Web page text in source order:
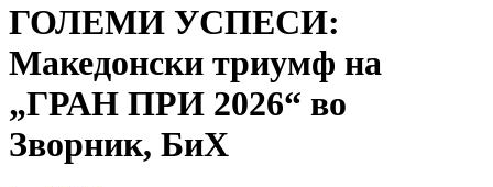
ГОЛЕМИ УСПЕСИ:
Македонски триумф на
„ГРАН ПРИ 2026“ во
Зворник, БиХ